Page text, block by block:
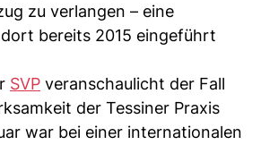
zu verlangen – eine
bereits 2015 eingeführt
SVP veranschaulicht der Fall
der Tessiner Praxis
war bei einer internationalen